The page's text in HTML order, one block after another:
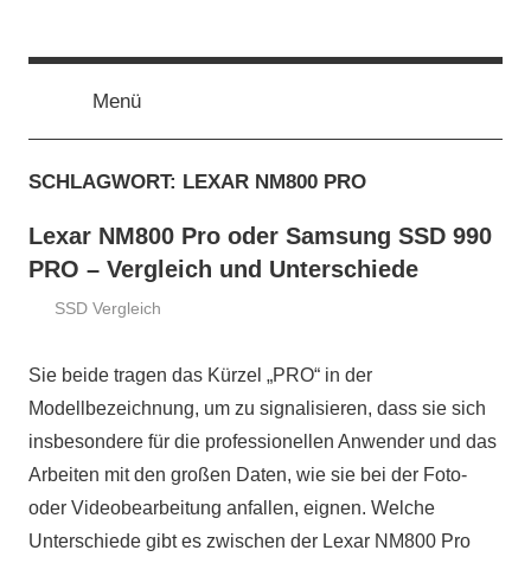
ssd-
ratgeber.de
Vergleich,
Kauftipp
Menü
SCHLAGWORT: LEXAR NM800 PRO
Lexar NM800 Pro oder Samsung SSD 990
PRO – Vergleich und Unterschiede
August
ratgeber.de
SSD Vergleich
Sie beide tragen das Kürzel „PRO“ in der
Modellbezeichnung, um zu signalisieren, dass sie sich
insbesondere für die professionellen Anwender und das
Arbeiten mit den großen Daten, wie sie bei der Foto-
oder Videobearbeitung anfallen, eignen. Welche
Unterschiede gibt es zwischen der Lexar NM800 Pro